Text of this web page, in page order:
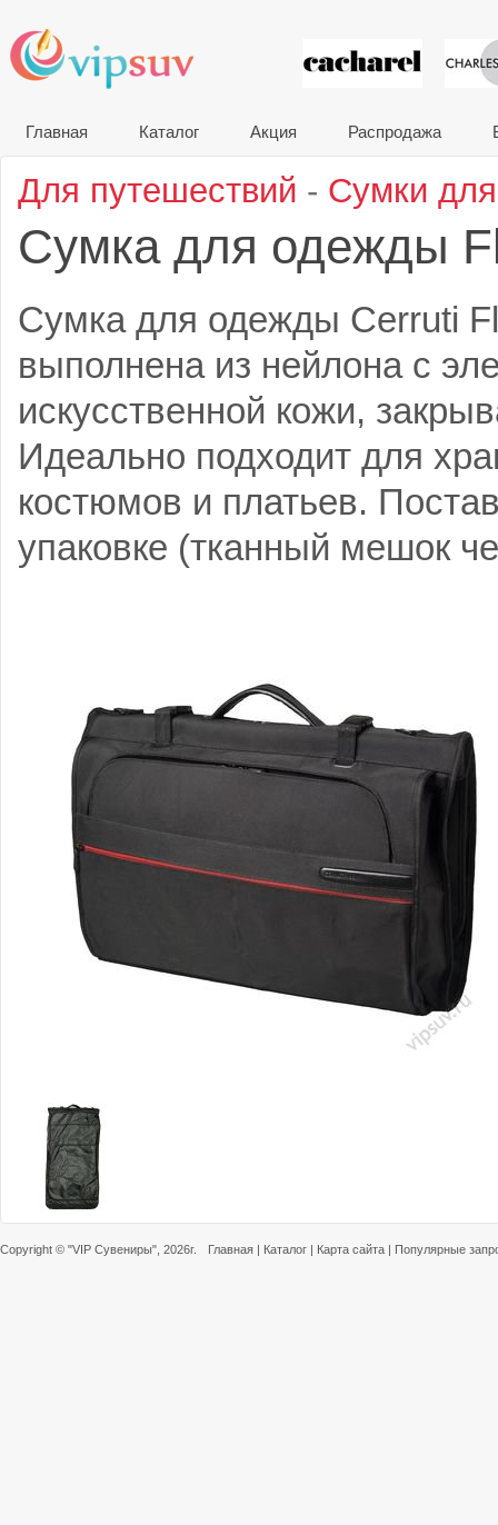
VIP
Главная Каталог Акция Распродажа
Для путешествий - Сумки
Сумка для одежды
Сумка для одежды Cerruti
выполнена из нейлона с
искусственной кожи,
Идеально подходит для
костюмов и платьев.
упаковке (тканный мешок
Copyright © "VIP Сувениры" , 2026г. Главная | Каталог | Карта сайта | Популярные